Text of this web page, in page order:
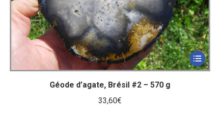
Géode d’agate, Brésil #2 – 570 g
33,60€